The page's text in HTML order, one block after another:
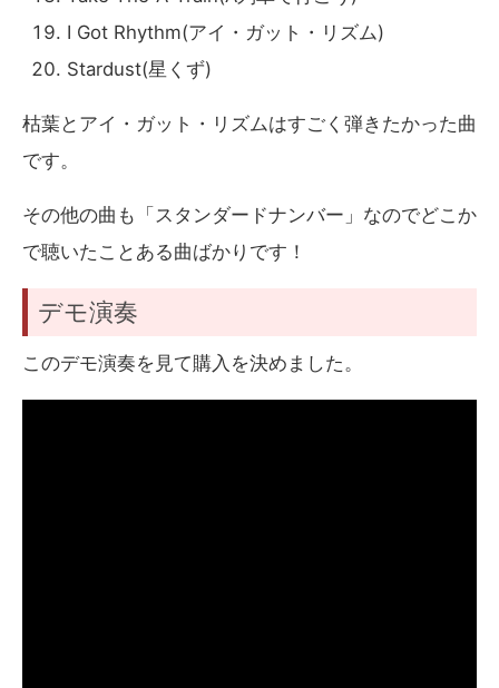
I Got Rhythm(アイ・ガット・リズム)
Stardust(星くず)
枯葉とアイ・ガット・リズムはすごく弾きたかった曲
です。
その他の曲も「スタンダードナンバー」なのでどこか
で聴いたことある曲ばかりです！
デモ演奏
このデモ演奏を見て購入を決めました。